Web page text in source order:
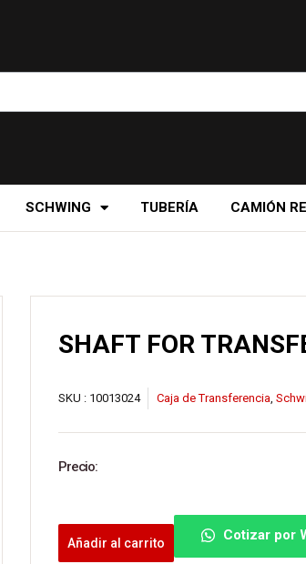
SCHWING TUBERÍA CAMIÓN
SHAFT FOR
SKU : 10013024 Caja de Transferencia,
Precio:
Añadir al carrito Cotizar por